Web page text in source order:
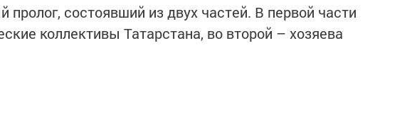
пролог, состоявший из двух частей. В первой части
коллективы Татарстана, во второй – хозяева